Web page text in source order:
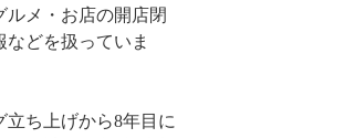
ルメ・お店の開店閉
などを扱っていま
立ち上げから8年目に